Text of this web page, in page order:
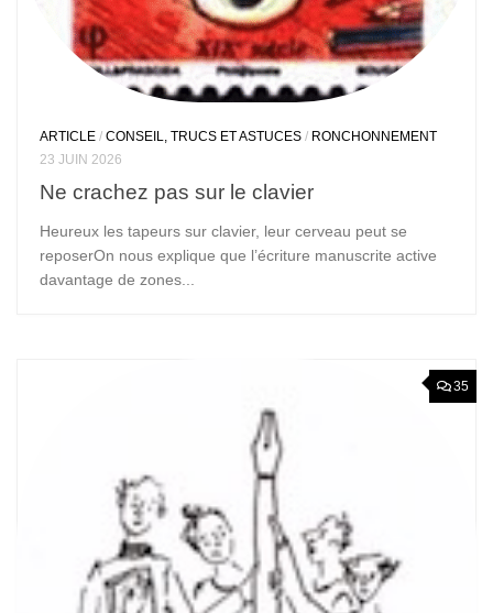
ARTICLE /CONSEIL, TRUCS ET ASTUCES / RONCHONNEMENT
23 JUIN 2026
Ne crachez pas sur le clavier
Heureux les tapeurs sur clavier, leur cerveau peut se
reposerOn nous explique que l’écriture manuscrite active
davantage de zones...
35